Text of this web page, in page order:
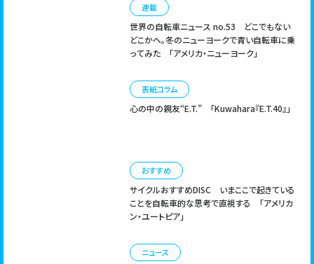
広告掲載について｜お問い合わせ
連載
世界の自転車ニュース no.53
どこでもない
どこかへ。冬のニューヨークで青い自転車に乗
ってみた 「アメリカ・ニューヨーク」
表紙コラム
心の中の親友“E.T.” 「Kuwahara『E.T.40』」
おすすめ
サイクルおすすめDISC いまここで起きている
ことを自転車的な思考で直視する 「アメリカ
ン・ユートピア」
ニュース